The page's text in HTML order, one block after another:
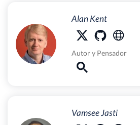
Alan Kent
Autory Pensador
Vamsee Jasti